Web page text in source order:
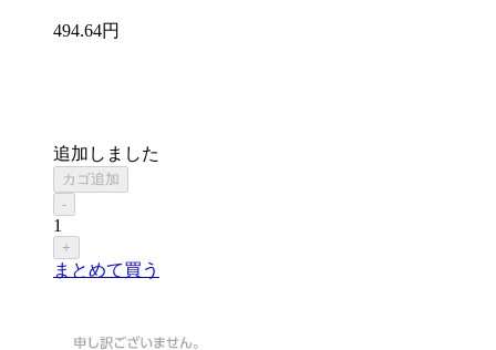
494.64円
追加しました
カゴ追加
-
1
+
まとめて買う